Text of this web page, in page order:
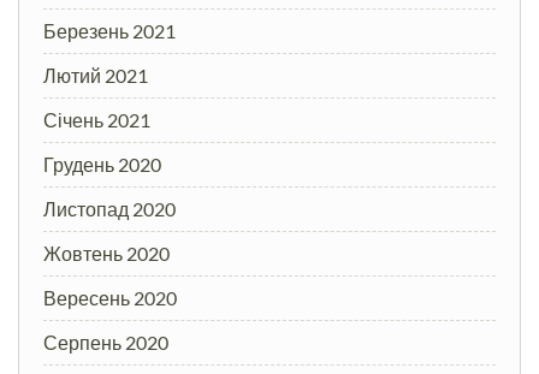
Березень 2021
Лютий 2021
Січень 2021
Грудень 2020
Листопад 2020
Жовтень 2020
Вересень 2020
Серпень 2020